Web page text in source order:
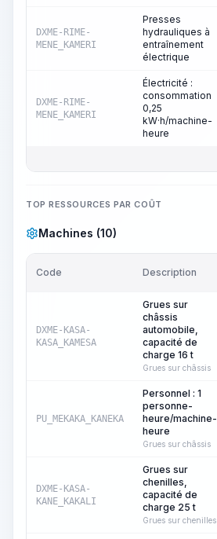
DXME-RIME-
MENE_KAMERI
Presses
hydrauliques à
entraînement
électrique
DXME-RIME-
MENE_KAMERI
Électricité :
consommation
0,25
kW·h/machine-
heure
TOP RESSOURCES PAR COÛT
Machines (10)
Code Description
DXME-KASA-
KASA_KAMESA
Grues sur
châssis
automobile,
capacité de
charge 16 t
Grues sur châssis
PU_MEKAKA_KANEKA
Personnel : 1
personne-
heure/machine-
heure
Grues sur châssis
DXME-KASA-
KANE_KAKALI
Grues sur
chenilles,
capacité de
charge 25 t
Grues sur chenilles